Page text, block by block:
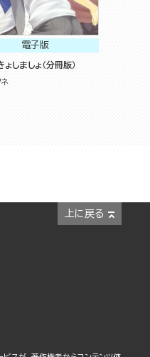
電子版
しましょ（分冊版）
上に戻る